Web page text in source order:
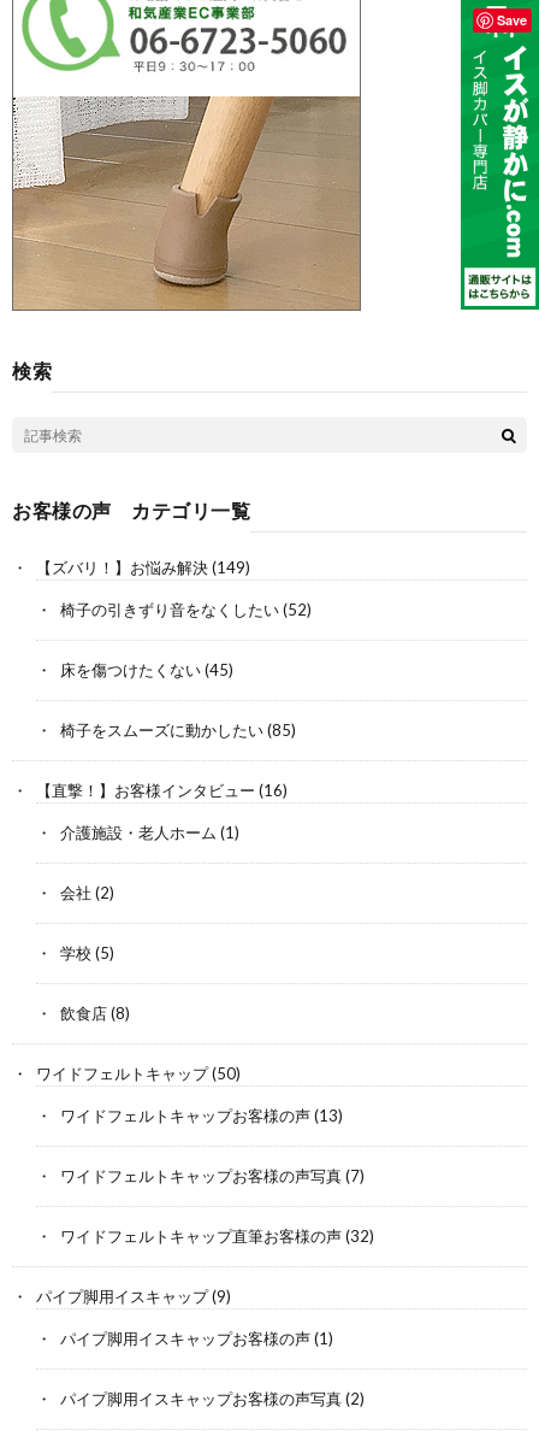
検索
お客様の声 カテゴリ一覧
【ズバリ！】お悩み解決(149)
椅子の引きずり音をなくしたい(52)
床を傷つけたくない(45)
椅子をスムーズに動かしたい(85)
【直撃！】お客様インタビュー (16)
介護施設・老人ホーム (1)
会社 (2)
学校 (5)
飲食店(8)
ワイドフェルトキャップ(50)
ワイドフェルトキャップお客様の声(13)
ワイドフェルトキャップお客様の声写真(7)
ワイドフェルトキャップ直筆お客様の声(32)
パイプ脚用イスキャップ(9)
パイプ脚用イスキャップお客様の声(1)
パイプ脚用イスキャップお客様の声写真(2)
Save